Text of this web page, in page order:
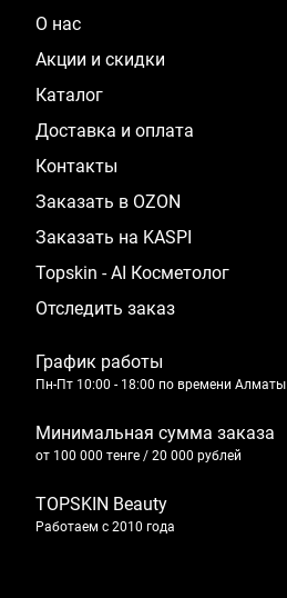
О нас
Акции и скидки
Каталог
Доставка и оплата
Контакты
Заказать в OZON
Заказать на KASPI
Topskin - AI Косметолог
Отследить заказ
График работы
Пн-Пт 10:00 - 18:00 по времени Алматы
Минимальная сумма заказа
от 100 000 тенге / 20 000 рублей
TOPSKIN Beauty
Работаем с 2010 года